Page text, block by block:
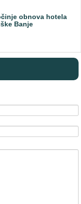
obnova hotela
Banje